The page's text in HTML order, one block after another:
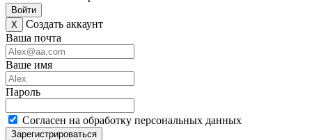
Войти
X
Создать аккаунт
Ваша почта
Ваше имя
Пароль
Согласен на обработку персональных данных
Зарегистрироваться